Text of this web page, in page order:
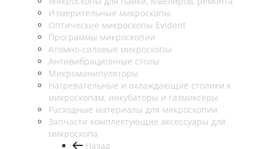
Измерительные микроскопы
Оптические микроскопы Evident
Программы микроскопии
Атомно-силовые микроскопы
Антивибрационные столы
Микроманипуляторы
Нагревательные и охлаждающие столики к
микроскопам, инкубаторы и газмиксеры
Расходные материалы для микроскопии
Запчасти комплектующие аксессуары для
микроскопа
Назад